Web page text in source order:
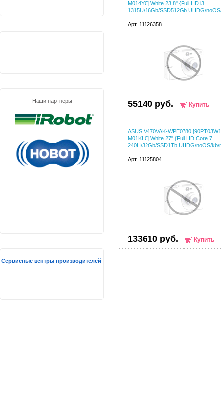
M014Y0] White 23.8" {Full HD i3
1315U/16Gb/SSD512Gb UHDG/
Арт. 11126358
55140 руб. Купить
ASUS V470VAK-WPE0780
M01KL0] White 27" {Full HD Core 7
240H/32Gb/SSD1Tb UHDG/noOS/kb/
Арт. 11125804
133610 руб. Купить
Наши партнеры
Сервисные центры производителей